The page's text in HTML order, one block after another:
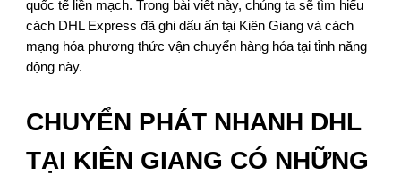
quốc tế liền mạch. Trong bài viết này, chúng ta sẽ tìm hiểu
cách DHL Express đã ghi dấu ấn tại Kiên Giang và cách
mạng hóa phương thức vận chuyển hàng hóa tại tỉnh năng
động này.
CHUYỂN PHÁT NHANH DHL
TẠI KIÊN GIANG CÓ NHỮNG